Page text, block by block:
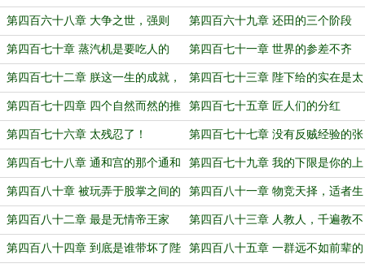
一契机
第四百六十八章 大争之世，强则
强，弱则亡！
第四百六十九章 还田的三个阶段
第四百七十章 蒸汽机是要吃人的 第四百七十一章 世界的参差不齐
第四百七十二章 朕这一生的成就，
全靠自己努力
第四百七十三章 陛下给的实在是太
多了
第四百七十四章 四个自然而然的推
论
第四百七十五章 匠人们的分红
第四百七十六章 太残忍了！ 第四百七十七章 没有反贼经验的张
居正
第四百七十八章 通和宫的那个通和 第四百七十九章 我的下限是你的上
限
第四百八十章 被玩弄于股掌之间的
冤大头
第四百八十一章 物竞天择，适者生
存
第四百八十二章 最是无情帝王家 第四百八十三章 人教人，千遍教不
会
第四百八十四章 到底是谁带坏了陛 第四百八十五章 一群远不如前辈的